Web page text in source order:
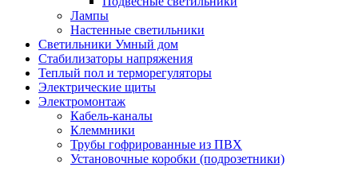
Лампы
Настенные светильники
Светильники Умный дом
Стабилизаторы напряжения
Теплый пол и терморегуляторы
Электрические щиты
Электромонтаж
Кабель-каналы
Клеммники
Трубы гофрированные из ПВХ
Установочные коробки (подрозетники)